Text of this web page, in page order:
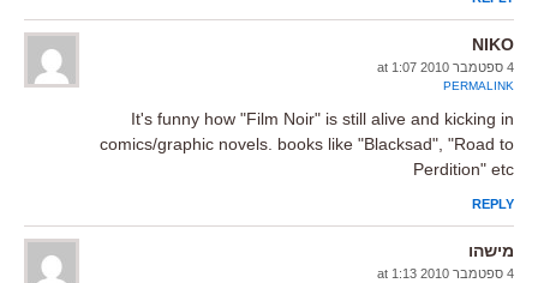
NIKO
4 ספטמבר 2010 at 1:07
PERMALINK
It's funny how "Film Noir" is still alive and kicking in
comics/graphic novels. books like "Blacksad", "Road to
Perdition" etc
REPLY
מישהו
4 ספטמבר 2010 at 1:13